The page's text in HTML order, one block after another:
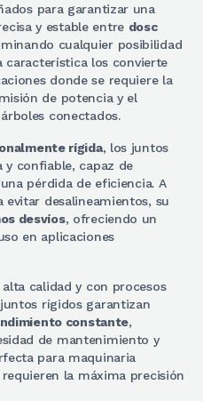
para garantizar una
y estable entre dosc
cualquier posibilidad
característica los convierte
donde se requiere la
de potencia y el
conectados.
rígida, los juntos
y confiable, capaz de
pérdida de eficiencia. A
evitar desalineamientos, su
desvíos, ofreciendo un
en aplicaciones
calidad y con procesos
rígidos garantizan
constante,
de mantenimiento y
para maquinaria
la máxima precisión